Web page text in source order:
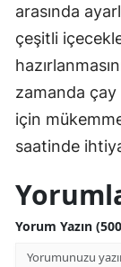
arasında
çeşitli
zamanda çay
için
saatinde
Yorum Yazın